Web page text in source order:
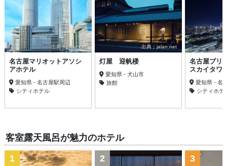
出典：jalan.net
名古屋マリオットアソシ
アホテル
愛知県 - 名古屋駅周辺
シティホテル
出典：jalan.net
灯屋 迎帆楼
愛知県 - 犬山市
旅館
名古屋プ
スカイタワ
愛知県 - 名
シティホテ
客室露天風呂が魅力のホテル
1 2 3